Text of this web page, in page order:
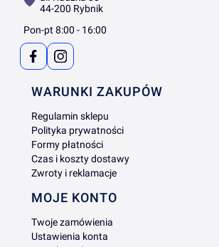
44-200 Rybnik
Pon-pt 8:00 - 16:00
Linki w stopce
WARUNKI ZAKUPÓW
Regulamin sklepu
Polityka prywatności
Formy płatności
Czas i koszty dostawy
Zwroty i reklamacje
MOJE KONTO
Twoje zamówienia
Ustawienia konta